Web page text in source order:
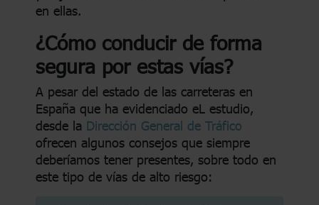
en ellas.
¿Cómo conducir de forma
segura por estas vías?
A pesar del estado de las carreteras en
España que ha evidenciado eL estudio,
desde la Dirección General de Tráfico
ofrecen algunos consejos que siempre
deberíamos tener presentes, sobre todo en
este tipo de vías de alto riesgo: